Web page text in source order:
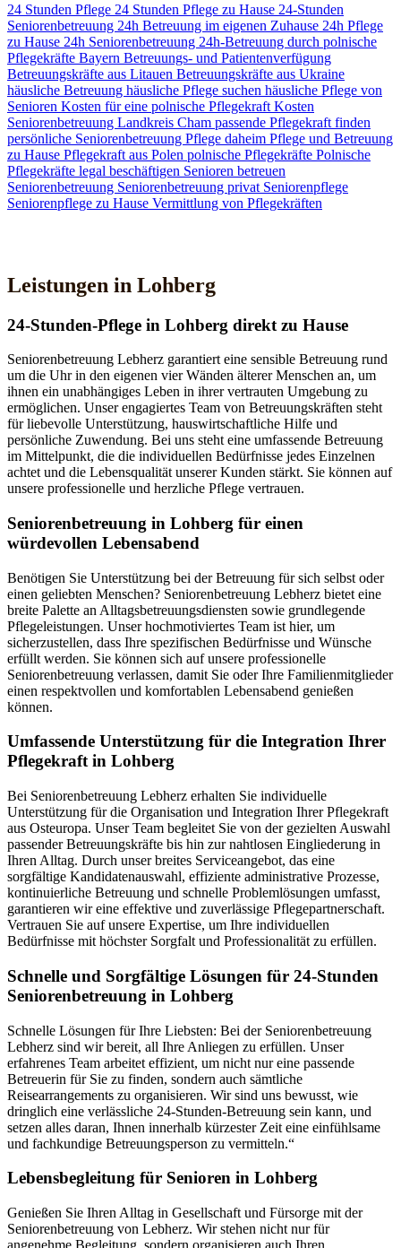
24 Stunden Pflege 24 Stunden Pflege zu Hause 24-Stunden
Seniorenbetreuung 24h Betreuung im eigenen Zuhause 24h Pflege
zu Hause 24h Seniorenbetreuung 24h-Betreuung durch polnische
Pflegekräfte Bayern Betreuungs- und Patientenverfügung
Betreuungskräfte aus Litauen Betreuungskräfte aus Ukraine
häusliche Betreuung häusliche Pflege suchen häusliche Pflege von
Senioren Kosten für eine polnische Pflegekraft Kosten
Seniorenbetreuung Landkreis Cham passende Pflegekraft finden
persönliche Seniorenbetreuung Pflege daheim Pflege und Betreuung
zu Hause Pflegekraft aus Polen polnische Pflegekräfte Polnische
Pflegekräfte legal beschäftigen Senioren betreuen
Seniorenbetreuung Seniorenbetreuung privat Seniorenpflege
Seniorenpflege zu Hause Vermittlung von Pflegekräften
Leistungen in Lohberg
24-Stunden-Pflege in Lohberg direkt zu Hause
Seniorenbetreuung Lebherz garantiert eine sensible Betreuung rund
um die Uhr in den eigenen vier Wänden älterer Menschen an, um
ihnen ein unabhängiges Leben in ihrer vertrauten Umgebung zu
ermöglichen. Unser engagiertes Team von Betreuungskräften steht
für liebevolle Unterstützung, hauswirtschaftliche Hilfe und
persönliche Zuwendung. Bei uns steht eine umfassende Betreuung
im Mittelpunkt, die die individuellen Bedürfnisse jedes Einzelnen
achtet und die Lebensqualität unserer Kunden stärkt. Sie können auf
unsere professionelle und herzliche Pflege vertrauen.
Senioren­betreuung in Lohberg für einen
würdevollen Lebensabend
Benötigen Sie Unterstützung bei der Betreuung für sich selbst oder
einen geliebten Menschen? Seniorenbetreuung Lebherz bietet eine
breite Palette an Alltagsbetreuungsdiensten sowie grundlegende
Pflegeleistungen. Unser hochmotiviertes Team ist hier, um
sicherzustellen, dass Ihre spezifischen Bedürfnisse und Wünsche
erfüllt werden. Sie können sich auf unsere professionelle
Seniorenbetreuung verlassen, damit Sie oder Ihre Familienmitglieder
einen respektvollen und komfortablen Lebensabend genießen
können.
Umfassende Unterstützung für die Integration Ihrer
Pflegekraft in Lohberg
Bei Seniorenbetreuung Lebherz erhalten Sie individuelle
Unterstützung für die Organisation und Integration Ihrer Pflegekraft
aus Osteuropa. Unser Team begleitet Sie von der gezielten Auswahl
passender Betreuungskräfte bis hin zur nahtlosen Eingliederung in
Ihren Alltag. Durch unser breites Serviceangebot, das eine
sorgfältige Kandidatenauswahl, effiziente administrative Prozesse,
kontinuierliche Betreuung und schnelle Problemlösungen umfasst,
garantieren wir eine effektive und zuverlässige Pflegepartnerschaft.
Vertrauen Sie auf unsere Expertise, um Ihre individuellen
Bedürfnisse mit höchster Sorgfalt und Professionalität zu erfüllen.
Schnelle und Sorgfältige Lösungen für 24-Stunden
Seniorenbetreuung in Lohberg
Schnelle Lösungen für Ihre Liebsten: Bei der Seniorenbetreuung
Lebherz sind wir bereit, all Ihre Anliegen zu erfüllen. Unser
erfahrenes Team arbeitet effizient, um nicht nur eine passende
Betreuerin für Sie zu finden, sondern auch sämtliche
Reisearrangements zu organisieren. Wir sind uns bewusst, wie
dringlich eine verlässliche 24-Stunden-Betreuung sein kann, und
setzen alles daran, Ihnen innerhalb kürzester Zeit eine einfühlsame
und fachkundige Betreuungsperson zu vermitteln.“
Lebensbegleitung für Senioren in Lohberg
Genießen Sie Ihren Alltag in Gesellschaft und Fürsorge mit der
Seniorenbetreuung von Lebherz. Wir stehen nicht nur für
angenehme Begleitung, sondern organisieren auch Ihren